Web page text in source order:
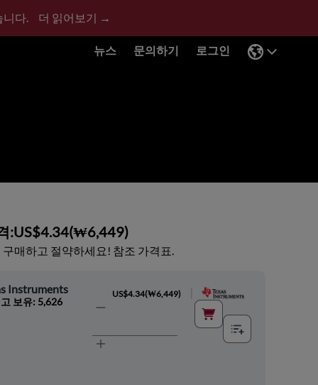
니다. 더 읽어보기 →
뉴스 문의하기 로그인
:US$4.34(₩6,449)
구매하고 절약하세요! 참조 가격표.
Instruments
보유: 5,626
US$4.34(₩6,449)